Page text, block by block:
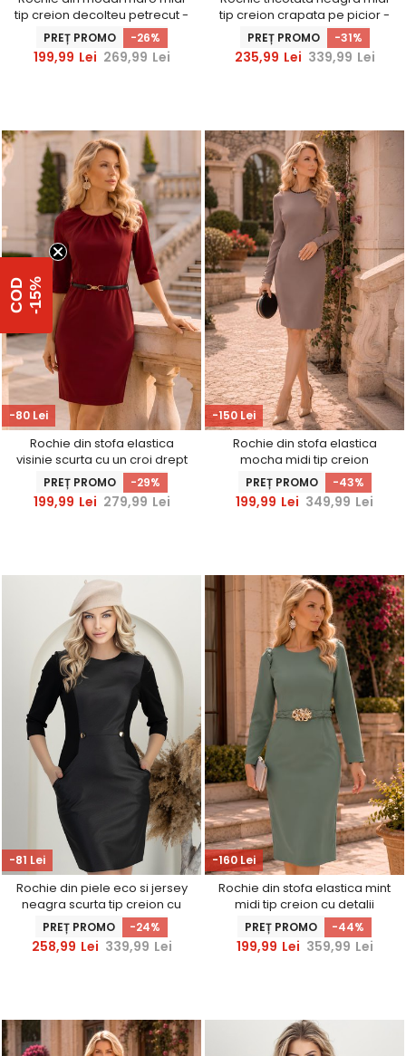
tip creion decolteu petrecut -
StarShinerS
PREȚ PROMO -26%
199,99 Lei 269,99 Lei
tip creion crapata pe picior -
StarShinerS
PREȚ PROMO -31%
235,99 Lei 339,99 Lei
-80 Lei
Rochie din stofa elastica
visinie scurta cu un croi drept
si accesoriu tip curea -
StarShinerS
PREȚ PROMO -29%
199,99 Lei 279,99 Lei
-150 Lei
Rochie din stofa elastica
mocha midi tip creion
accesorizata cu perle -
StarShinerS
PREȚ PROMO -43%
199,99 Lei 349,99 Lei
-81 Lei
Rochie din piele eco si jersey
neagra scurta tip creion cu
buzunare laterale si nasturi
decorativi
PREȚ PROMO -24%
258,99 Lei 339,99 Lei
-160 Lei
Rochie din stofa elastica mint
midi tip creion cu detalii
impletite la umeri si curea -
StarShinerS
PREȚ PROMO -44%
199,99 Lei 359,99 Lei
C
O
D
-
1
5 %